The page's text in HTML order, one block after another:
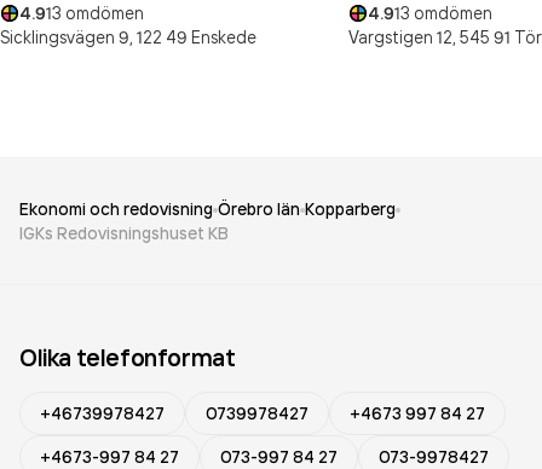
4.913 omdömen
Sicklingsvägen 9, 122 49 Enskede
4.913 omdömen
Vargstigen 12, 545 91
Ekonomi och redovisning Örebro län Kopparberg
IGKs Redovisningshuset KB
Olika telefonformat
+46739978427 0739978427
+4673 997 84 27
+4673-997 84 27
073-997 84 27 073-9978427